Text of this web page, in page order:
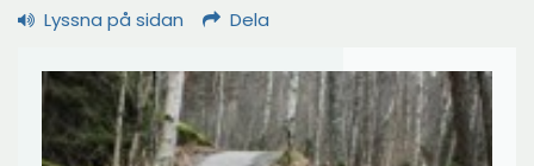
Lyssna på sidan Dela
Föregående Nästa